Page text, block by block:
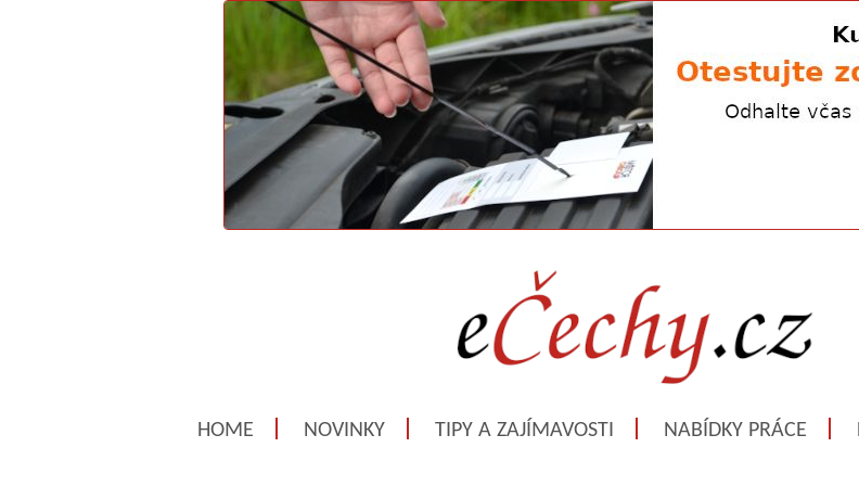
HOME NOVINKY TIPY A ZAJÍMAVOSTI NABÍDKY PRÁCE